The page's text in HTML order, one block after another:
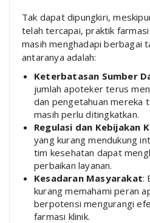
Tak dapat dipungkiri,
telah tercapai, praktik
masih menghadapi berbagai
antaranya adalah:
Keterbatasan Sumber
jumlah apoteker terus
dan pengetahuan mereka
masih perlu ditingkatkan.
Regulasi dan Kebijakan
yang kurang mendukung
tim kesehatan dapat
perbaikan layanan.
Kesadaran Masyarakat:
kurang memahami peran
berpotensi mengurangi
farmasi klinik.